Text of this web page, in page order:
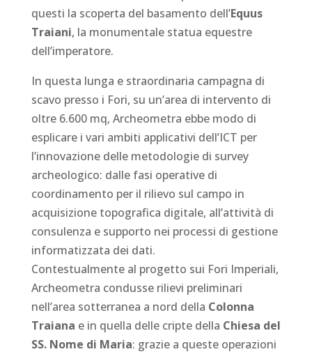
questi la scoperta del basamento dell’Equus
Traiani, la monumentale statua equestre
dell’imperatore.
In questa lunga e straordinaria campagna di
scavo presso i Fori, su un’area di intervento di
oltre 6.600 mq, Archeometra ebbe modo di
esplicare i vari ambiti applicativi dell’ICT per
l’innovazione delle metodologie di survey
archeologico: dalle fasi operative di
coordinamento per il rilievo sul campo in
acquisizione topografica digitale, all’attività di
consulenza e supporto nei processi di gestione
informatizzata dei dati.
Contestualmente al progetto sui Fori Imperiali,
Archeometra condusse rilievi preliminari
nell’area sotterranea a nord della Colonna
Traiana e in quella delle cripte della Chiesa del
SS. Nome di Maria: grazie a queste operazioni